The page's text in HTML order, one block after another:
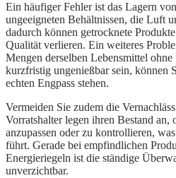
Ein häufiger Fehler ist das Lagern
ungeeigneten Behältnissen, die Luft
dadurch können getrocknete
Qualität verlieren. Ein weiteres
Mengen derselben Lebensmittel
kurzfristig ungenießbar sein, können
echten Engpass stehen.
Vermeiden Sie zudem die
Vorratshalter legen ihren Bestand an,
anzupassen oder zu kontrollieren,
führt. Gerade bei empfindlichen
Energieriegeln ist die ständige
unverzichtbar.